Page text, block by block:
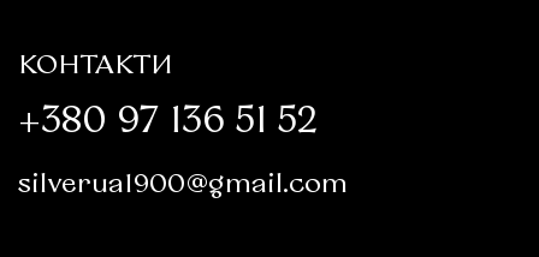
КОНТАКТИ
+380 97 136 51 52
silverua1900@gmail.com